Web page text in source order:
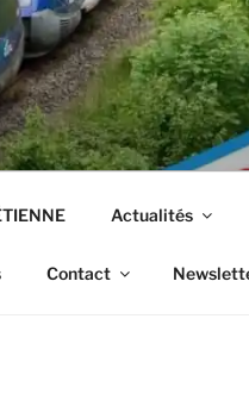
Actualités
Contact